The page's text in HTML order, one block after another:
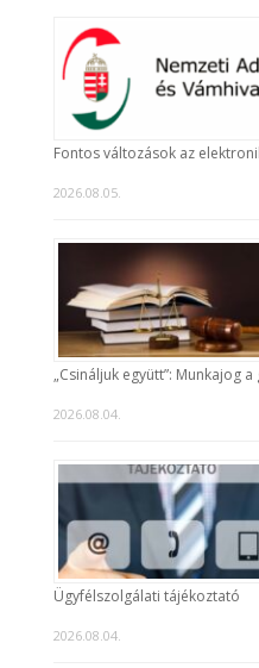
Fontos változások az
2026.08.05.
„Csináljuk együtt”: Munkajog
2026.08.04.
Ügyfélszolgálati tájékoztató
2026.08.04.